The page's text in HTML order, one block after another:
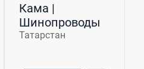
Кама |
Шинопроводы
Татарстан